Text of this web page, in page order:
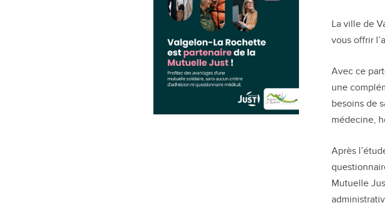
La ville de
vous offrir
Avec ce
une
besoins de
médecine,
Après
Mutuelle